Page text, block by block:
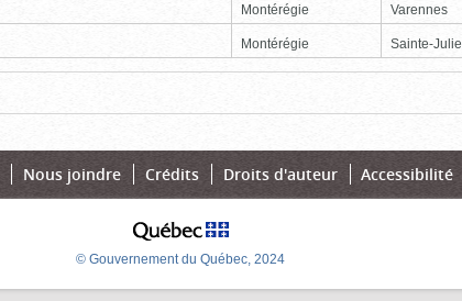
Montérégie Varennes
Montérégie Sainte-Julie
Nous joindre Crédits Droits d'auteur Accessibilité
© Gouvernement du Québec, 2024